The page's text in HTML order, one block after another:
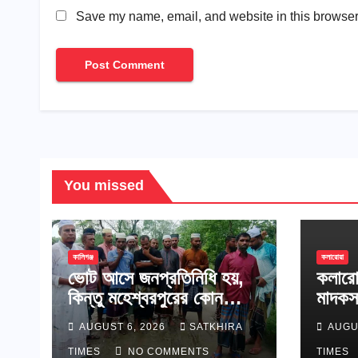
Save my name, email, and website in this
You missed
কালিগঞ্জ
ভোট আসে জনপ্রতিনিধি হয়,
কিন্তু মহেশ্বরপুরের কোন
উন্নয়ন হয়না
AUGUST 6, 2026 SATKHIRA
TIMES NO COMMENTS
কলারোয়া
TIMES